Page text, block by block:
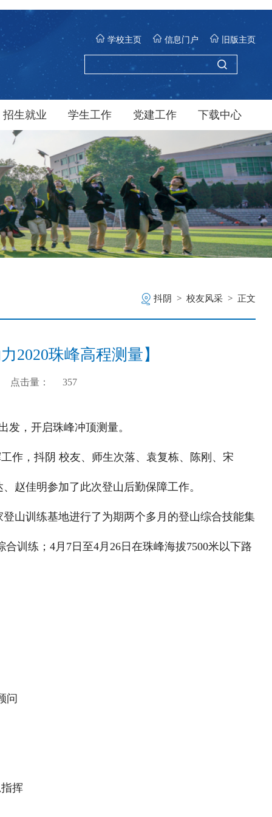
学校主页 信息门户 旧版主页
招生就业 学生工作 党建工作 下载中心
抖阴 > 校友风采 > 正文
2020珠峰高程测量】
点击量： 357
发，开启珠峰冲顶测量。
作，抖阴 校友、师生次落、袁复栋、陈刚、宋
赵佳明参加了此次登山后勤保障工作。
山训练基地进行了为期两个多月的登山综合技能集
训练；4月7日至4月26日在珠峰海拔7500米以下路
问
挥